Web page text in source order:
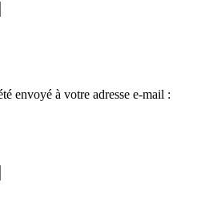
envoyé à votre adresse e-mail :